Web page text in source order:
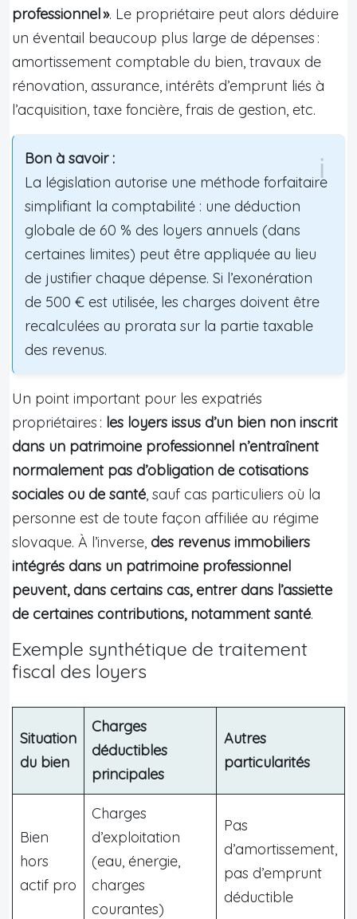
professionnel ». Le propriétaire peut alors déduire
un éventail beaucoup plus large de dépenses :
amortissement comptable du bien, travaux de
rénovation, assurance, intérêts d’emprunt liés à
l’acquisition, taxe foncière, frais de gestion, etc.
Bon à savoir :
La législation autorise une méthode forfaitaire
simplifiant la comptabilité : une déduction
globale de 60 % des loyers annuels (dans
certaines limites) peut être appliquée au lieu
de justifier chaque dépense. Si l’exonération
de 500 € est utilisée, les charges doivent être
recalculées au prorata sur la partie taxable
des revenus.
Un point important pour les expatriés
propriétaires : les loyers issus d’un bien non inscrit
dans un patrimoine professionnel n’entraînent
normalement pas d’obligation de cotisations
sociales ou de santé, sauf cas particuliers où la
personne est de toute façon affiliée au régime
slovaque. À l’inverse, des revenus immobiliers
intégrés dans un patrimoine professionnel
peuvent, dans certains cas, entrer dans l’assiette
de certaines contributions, notamment santé.
Exemple synthétique de traitement
fiscal des loyers
Situation
du bien
Charges
déductibles
principales
Autres
particularités
Bien
hors
actif pro
Charges
d’exploitation
(eau, énergie,
charges
courantes)
Pas
d’amortissement,
pas d’emprunt
déductible